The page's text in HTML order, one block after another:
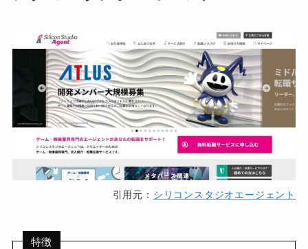
引用元： シリコンスタジオエージェント
特徴